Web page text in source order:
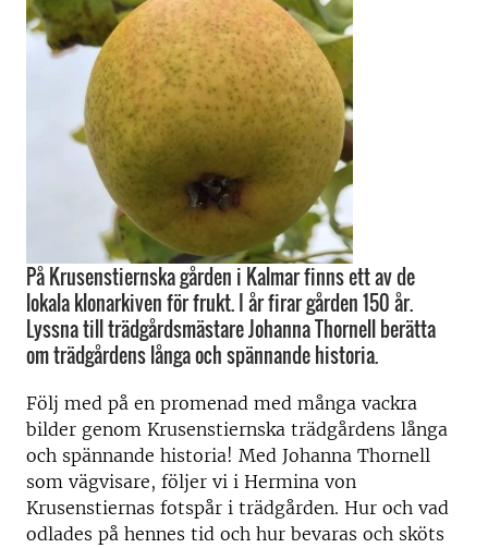
På Krusenstiernska gården i Kalmar finns ett av de
lokala klonarkiven för frukt. I år firar gården 150 år.
Lyssna till trädgårdsmästare Johanna Thornell berätta
om trädgårdens långa och spännande historia.
Följ med på en promenad med många vackra
bilder genom Krusenstiernska trädgårdens långa
och spännande historia! Med Johanna Thornell
som vägvisare, följer vi i Hermina von
Krusenstiernas fotspår i trädgården. Hur och vad
odlades på hennes tid och hur bevaras och sköts